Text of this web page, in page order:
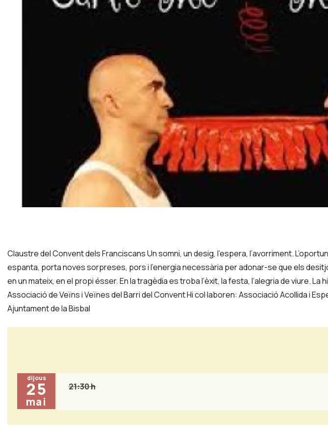
Claustre del Convent dels Franciscans Un somni, un desig, l’espera, l’avorriment.
espanta, porta noves sorpreses, pors i l’energia necessària per adonar-se que els
en un mateix, en el propi ésser. En la tragèdia es troba l’èxit, la festa, l’alegria de viure.
Associació de Veïns i Veïnes del Barri del Convent Hi col·laboren: Associació Acollida i
Ajuntament de la Bisbal
dijous
25
mai
21:30 h